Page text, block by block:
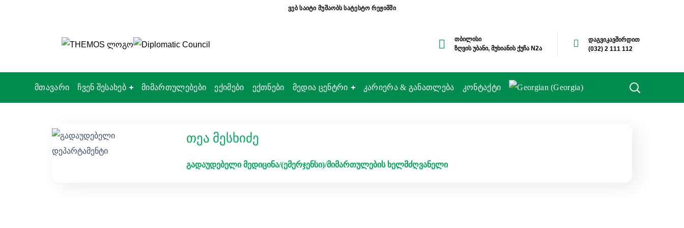
ვებ საიტი მუშაობს სატესტო რეჟიმში
თბილისი
ზღვის უბანი, მუხიანის ქუჩა N2ა
დაგვიკავშირდით
(032) 2 111 112
მთავარი ჩვენ შესახებ მიმართულებები ექიმები ექთნები მედია ცენტრი კარიერა & განათლება კონტაქტი
თეა მესხიძე
გადაუდებელი მედიცინა/(ემერჯენსი)/მიმართულების ხელმძღვანელი